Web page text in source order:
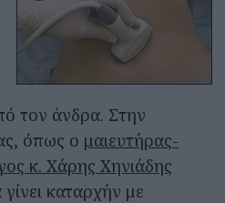
τον άνδρα. Στην
όπως ο μαιευτήρας-
κ. Χάρης Χηνιάδης
καταρχήν με